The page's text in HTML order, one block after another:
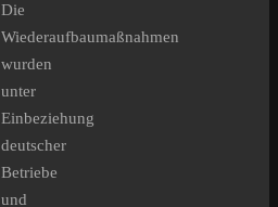
Die
Wiederaufbaumaßnahmen
wurden
unter
Einbeziehung
deutscher
Betriebe
und